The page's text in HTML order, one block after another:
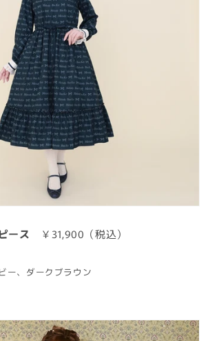
ース ￥31,900（税込）
ー、ダークブラウン